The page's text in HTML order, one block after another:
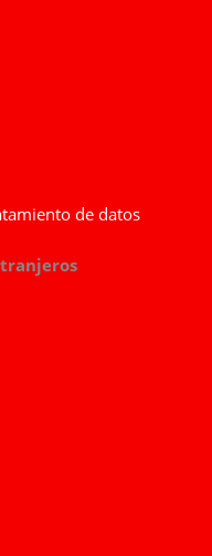
de datos